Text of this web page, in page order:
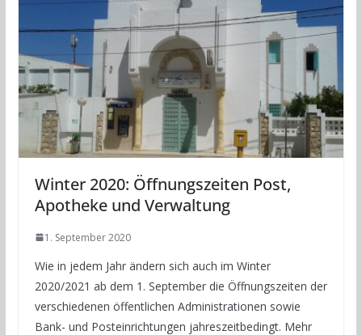
Winter 2020: Öffnungszeiten Post,
Apotheke und Verwaltung
1. September 2020
Wie in jedem Jahr ändern sich auch im Winter
2020/2021 ab dem 1. September die Öffnungszeiten der
verschiedenen öffentlichen Administrationen sowie
Bank- und Posteinrichtungen jahreszeitbedingt. Mehr